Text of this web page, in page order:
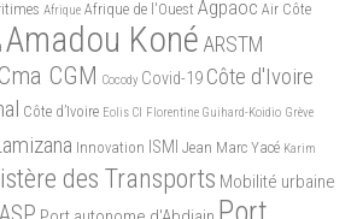
Afrique Afrique de l'Ouest Agpaoc Air Côte
Amadou Koné ARSTM
Cma CGM Cocody Covid-19 Côte d'Ivoire
Côte d’Ivoire Eolis CI Florentine Guihard-Koidio Grève
Innovation ISMI Jean Marc Yacé Karim
des Transports Mobilité urbaine